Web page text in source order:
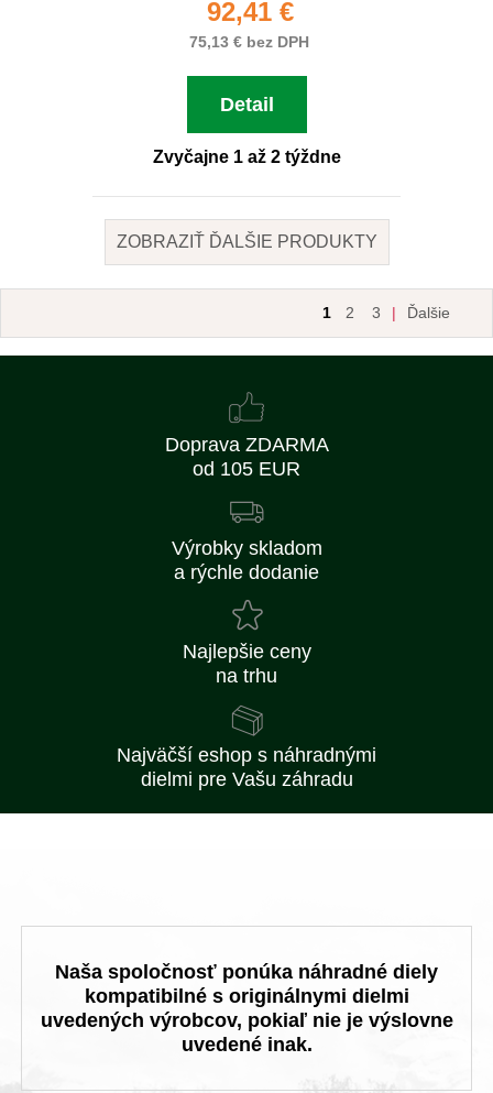
92,41 €
75,13 € bez DPH
Detail
Zvyčajne 1 až 2 týždne
ZOBRAZIŤ ĎALŠIE PRODUKTY
1 2 3 | Ďalšie
Doprava ZDARMA
od 105 EUR
Výrobky skladom
a rýchle dodanie
Najlepšie ceny
na trhu
Najväčší eshop s náhradnými
dielmi pre Vašu záhradu
Naša spoločnosť ponúka náhradné diely
kompatibilné s originálnymi dielmi
uvedených výrobcov, pokiaľ nie je výslovne
uvedené inak.